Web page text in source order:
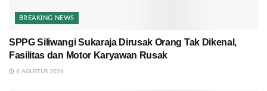
BREAKING NEWS
SPPG Siliwangi Sukaraja Dirusak Orang Tak Dikenal,
Fasilitas dan Motor Karyawan Rusak
6 AGUSTUS 2026